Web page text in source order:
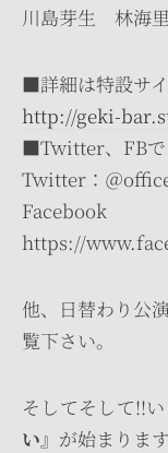
川島芽生 林海里
■詳細は特設サイ
http://geki-
■Twitter、FBで
Twitter：＠
https://
他、日替わり公
覧下さい。
そしてそして!!
い』 が始まりま